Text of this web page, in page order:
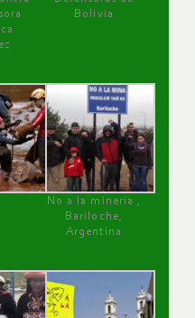
Bolivia
No a la minería ,
Bariloche,
Argentina